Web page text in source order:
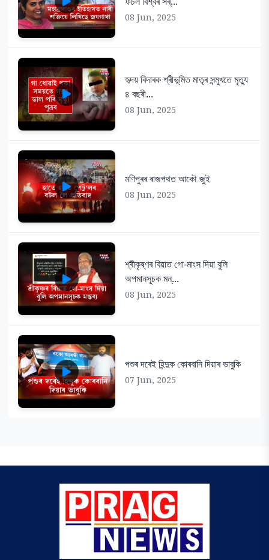
08 Jun, 2025
হৃদয় বিদাৰক শ্ৰীভূমিত মাতৃৰ সন্মুখতে মৃত্যু
৪ বছৰী...
08 Jun, 2025
মণিপুৰৰ ৰাজপথত আকৌ জুই
08 Jun, 2025
শ্ৰীকৃষ্ণৰ বিয়াত গো-মাংস দিয়া বুলি
অপমানসূচক মন্...
08 Jun, 2025
পশুৰ দৰেই হিন্দুক কোৰবানি দিয়াৰ ভাবুকি
07 Jun, 2025